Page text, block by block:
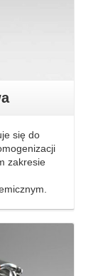
się do
zakresie